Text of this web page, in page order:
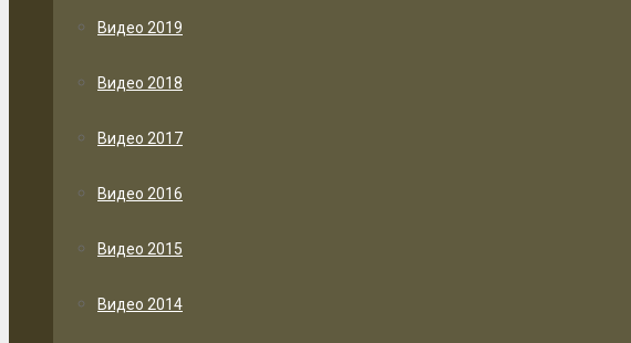
Видео 2019
Видео 2018
Видео 2017
Видео 2016
Видео 2015
Видео 2014